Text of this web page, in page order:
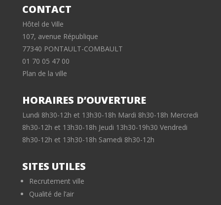
CONTACT
Hôtel de Ville
107, avenue République
77340 PONTAULT-COMBAULT
01 70 05 47 00
Plan de la ville
HORAIRES D’OUVERTURE
Lundi 8h30-12h et 13h30-18h Mardi 8h30-18h Mercredi
8h30-12h et 13h30-18h Jeudi 13h30-19h30 Vendredi
8h30-12h et 13h30-18h Samedi 8h30-12h
SITES UTILES
Recrutement ville
Qualité de l’air